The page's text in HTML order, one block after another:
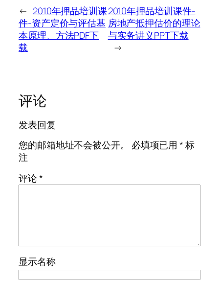
← 2010年押品培训课
件-资产定价与评估基
本原理、方法PDF下
载
2010年押品培训课件-
房地产抵押估价的理论
与实务讲义PPT下载
→
评论
发表回复
您的邮箱地址不会被公开。
必填项已用*标
注
评论*
显示名称